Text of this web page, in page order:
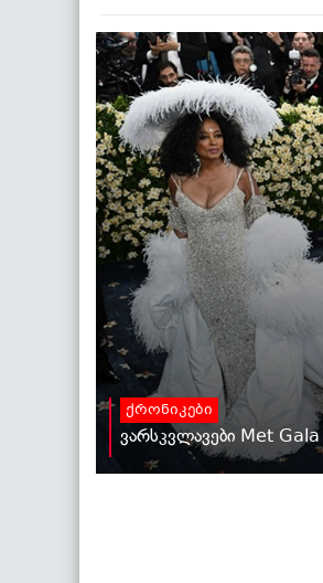
ქრონიკები
ვარსკვლავები Met